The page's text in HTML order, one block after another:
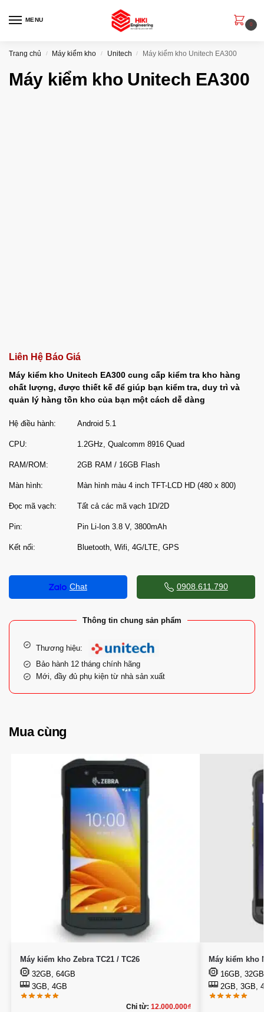
MENU
0
Trang chủ / Máy kiểm kho / Unitech / Máy kiểm kho Unitech EA300
Máy kiểm kho Unitech EA300
Liên Hệ Báo Giá
Máy kiểm kho Unitech EA300 cung cấp kiểm tra kho hàng
chất lượng, được thiết kế để giúp bạn kiểm tra, duy trì và
quản lý hàng tồn kho của bạn một cách dễ dàng
Hệ điều hành: Android 5.1
CPU: 1.2GHz, Qualcomm 8916 Quad
RAM/ROM: 2GB RAM / 16GB Flash
Màn hình: Màn hình màu 4 inch TFT-LCD HD (480 x 800)
Đọc mã vạch: Tất cả các mã vạch 1D/2D
Pin: Pin Li-Ion 3.8 V, 3800mAh
Kết nối: Bluetooth, Wifi, 4G/LTE, GPS
Chat 0908.611.790
Thông tin chung sản phẩm
Thương hiệu:
Bảo hành 12 tháng chính hãng
Mới, đầy đủ phụ kiện từ nhà sản xuất
Mua cùng
Máy kiểm kho Zebra TC21 / TC26
32GB, 64GB
3GB, 4GB
Chỉ từ: 12.000.000₫
Máy kiểm kho
16GB,
2GB, 3GB,